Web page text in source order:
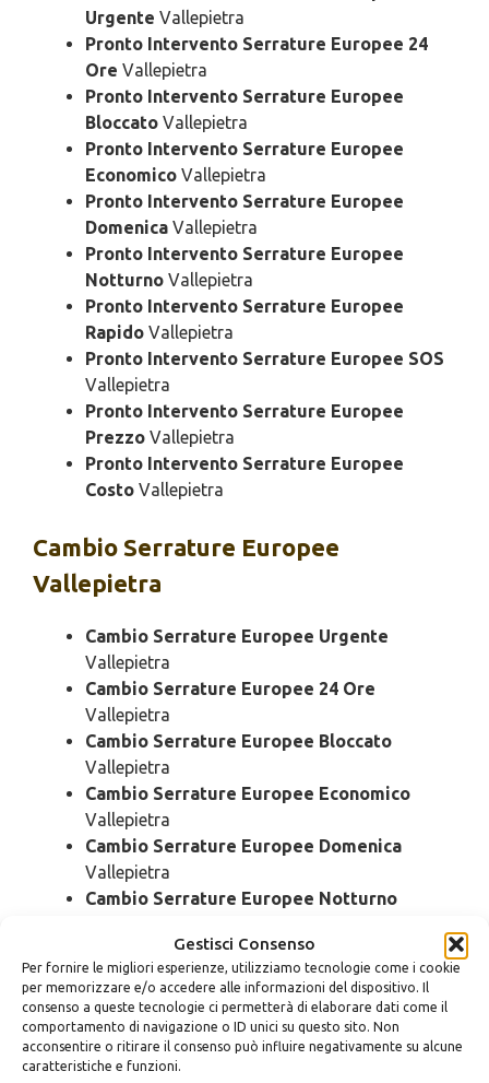
Gestisci Consenso
Per fornire le migliori esperienze, utilizziamo tecnologie come i cookie
per memorizzare e/o accedere alle informazioni del dispositivo. Il
consenso a queste tecnologie ci permetterà di elaborare dati come il
comportamento di navigazione o ID unici su questo sito. Non
acconsentire o ritirare il consenso può influire negativamente su alcune
caratteristiche e funzioni.
Urgente Vallepietra
Pronto Intervento Serrature Europee 24
Ore Vallepietra
Pronto Intervento Serrature Europee
Bloccato Vallepietra
Pronto Intervento Serrature Europee
Economico Vallepietra
Pronto Intervento Serrature Europee
Domenica Vallepietra
Pronto Intervento Serrature Europee
Notturno Vallepietra
Pronto Intervento Serrature Europee
Rapido Vallepietra
Pronto Intervento Serrature Europee SOS
Vallepietra
Pronto Intervento Serrature Europee
Prezzo Vallepietra
Pronto Intervento Serrature Europee
Costo Vallepietra
Cambio Serrature Europee
Vallepietra
Cambio Serrature Europee Urgente
Vallepietra
Cambio Serrature Europee 24 Ore
Vallepietra
Cambio Serrature Europee Bloccato
Vallepietra
Cambio Serrature Europee Economico
Vallepietra
Cambio Serrature Europee Domenica
Vallepietra
Cambio Serrature Europee Notturno
Cambio Serrature Europee Rapido
Vallepietra
Cambio Serrature Europee SOSVallepietra
Cambio Serrature Europee Prezzo
Vallepietra